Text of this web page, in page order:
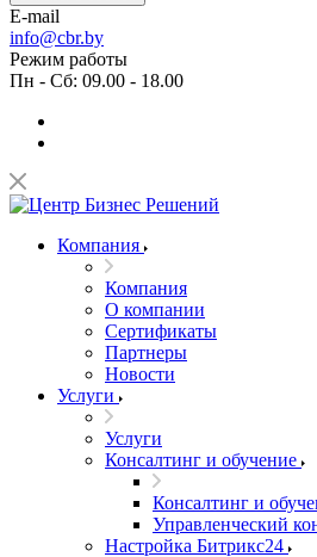
E-mail
info@cbr.by
Режим работы
Пн - Сб: 09.00 - 18.00
Компания
Компания
О компании
Сертификаты
Партнеры
Новости
Услуги
Услуги
Консалтинг и обучение
Консалтинг и
Управленческий
Настройка Битрикс24